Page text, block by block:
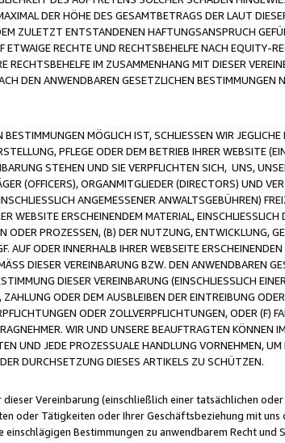
DER HÖHE DES GESAMTBETRAGS DER LAUT
ZULETZT ENTSTANDENEN HAFTUNGSANSPRUCH
RECHTE UND RECHTSBEHELFE NACH EQUITY-
RECHTSBEHELFE IM ZUSAMMENHANG MIT DIESER
DEN ANWENDBAREN GESETZLICHEN BESTIMMUNGEN
MÖGLICH IST, SCHLIESSEN WIR JEGLICHE
PFLEGE ODER DEM BETRIEB IHRER WEBSITE
STEHEN UND SIE VERPFLICHTEN SICH, UNS,
(OFFICERS), ORGANMITGLIEDER (DIRECTORS) UND
ANGEMESSENER ANWALTSGEBÜHREN)
WEBSITE ERSCHEINENDEM MATERIAL, EINSCHLIESSLICH
ODER PROZESSEN, (B) DER NUTZUNG, ENTWICKLUNG,
ODER INNERHALB IHRER WEBSEITE
DIESER VEREINBARUNG BZW. DEN ANWENDBAREN
DIESER VEREINBARUNG (EINSCHLIESSLICH EINER
ODER DEM AUSBLEIBEN DER EINTREIBUNG
ODER ZOLLVERPFLICHTUNGEN, ODER (F)
WIR UND UNSERE BEAUFTRAGTEN KÖNNEN
UND JEDE PROZESSUALE HANDLUNG VORNEHMEN, UM
DURCHSETZUNG DIESES ARTIKELS ZU SCHÜTZEN.
Vereinbarung (einschließlich einer tatsächlichen
oder Tätigkeiten oder Ihrer Geschäftsbeziehung mit uns
Bestimmungen zu anwendbarem Recht und